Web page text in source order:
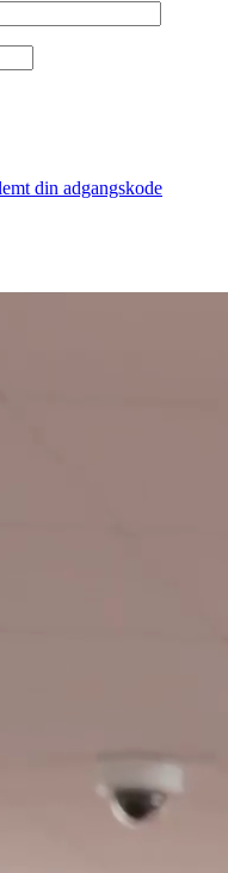
din adgangskode